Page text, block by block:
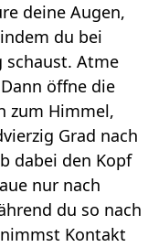
deine Augen,
du bei
schaust. Atme
öffne die
zum Himmel,
Grad nach
dabei den Kopf
nur nach
du so nach
Kontakt